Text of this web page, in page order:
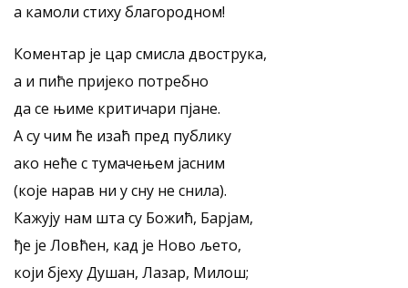
а камоли стиху благородном!
Коментар је цар смисла двострука,
а и пиће пријеко потребно
да се њиме критичари пјане.
А су чим ће изаћ пред публику
ако неће с тумачењем јасним
(које нарав ни у сну не снила).
Кажују нам шта су Божић, Барјам,
ђе је Ловћен, кад је Ново љето,
који бјеху Душан, Лазар, Милош;